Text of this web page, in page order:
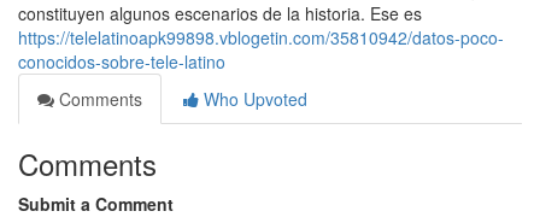
constituyen algunos escenarios de la historia. Ese es
https://telelatinoapk99898.vblogetin.com/35810942/datos-poco-
conocidos-sobre-tele-latino
Comments
Who Upvoted
Comments
Submit a Comment